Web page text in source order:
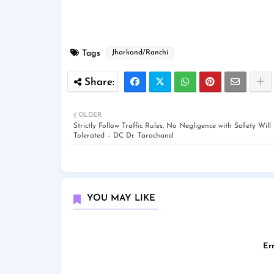
Tags Jharkand/Ranchi
OLDER
Strictly Follow Traffic Rules, No Negligence with Safety Will
Tolerated – DC Dr. Tarachand
YOU MAY LIKE